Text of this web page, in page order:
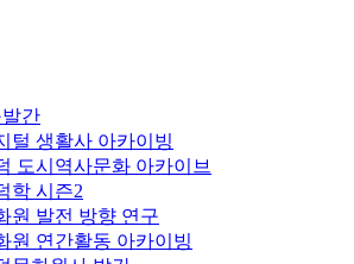
간
털 생활사 아카이빙
도시역사문화 아카이브
학 시즌2
원 발전 방향 연구
원 연간활동 아카이빙